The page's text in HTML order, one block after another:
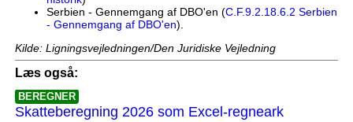
Serbien - Gennemgang af DBO'en (C.F.9.2.18.6.2 Serbien
- Gennemgang af DBO'en).
Kilde: Ligningsvejledningen/Den Juridiske Vejledning
Læs også:
BEREGNER
Skatteberegning 2026 som Excel-regneark